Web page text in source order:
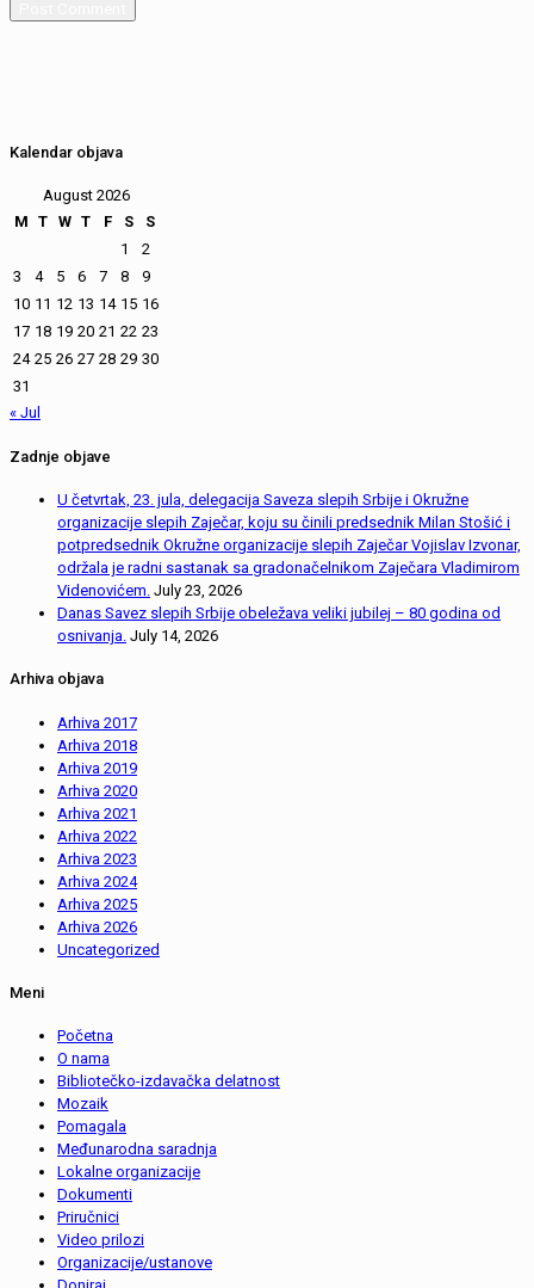
Kalendar objava
August 2026
M T W T F S
S
1
2
3
4 5 6 7 8
9
10 11 12 13 14 15 16
17 18 19 20 21 22 23
24 25 26 27 28 29 30
31
« Jul
Zadnje objave
U četvrtak, 23. jula, delegacija Saveza slepih Srbije i Okružne
organizacije slepih Zaječar, koju su činili predsednik Milan Stošić i
potpredsednik Okružne organizacije slepih Zaječar Vojislav Izvonar,
održala je radni sastanak sa gradonačelnikom Zaječara Vladimirom
Videnovićem. July 23, 2026
Danas Savez slepih Srbije obeležava veliki jubilej – 80 godina od
osnivanja. July 14, 2026
Arhiva objava
Arhiva 2017
Arhiva 2018
Arhiva 2019
Arhiva 2020
Arhiva 2021
Arhiva 2022
Arhiva 2023
Arhiva 2024
Arhiva 2025
Arhiva 2026
Uncategorized
Meni
Početna
O nama
Bibliotečko-izdavačka delatnost
Mozaik
Pomagala
Međunarodna saradnja
Lokalne organizacije
Dokumenti
Priručnici
Video prilozi
Organizacije/ustanove